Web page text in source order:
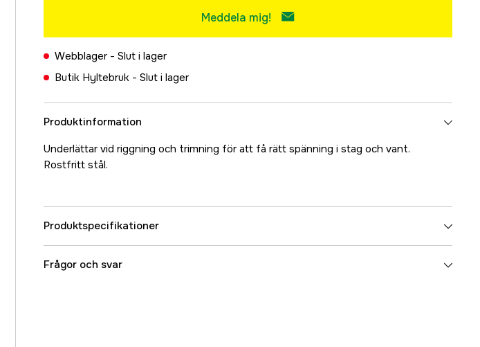
Meddela mig!
Webblager - Slut i lager
Butik Hyltebruk - Slut i lager
Produktinformation
Underlättar vid riggning och trimning för att få rätt spänning i stag och vant.
Rostfritt stål.
Produktspecifikationer
Referensnummer
Frågor och svar